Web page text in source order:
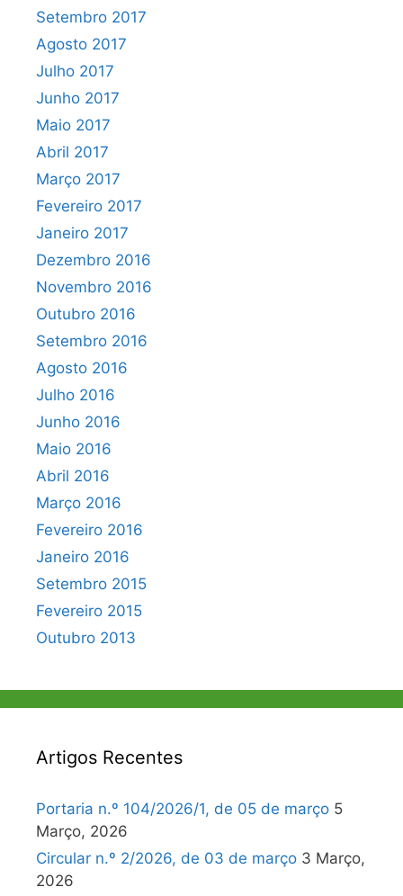
Setembro 2017
Agosto 2017
Julho 2017
Junho 2017
Maio 2017
Abril 2017
Março 2017
Fevereiro 2017
Janeiro 2017
Dezembro 2016
Novembro 2016
Outubro 2016
Setembro 2016
Agosto 2016
Julho 2016
Junho 2016
Maio 2016
Abril 2016
Março 2016
Fevereiro 2016
Janeiro 2016
Setembro 2015
Fevereiro 2015
Outubro 2013
Artigos Recentes
Portaria n.º 104/2026/1, de 05 de março 5
Março, 2026
Circular n.º 2/2026, de 03 de março 3 Março,
2026